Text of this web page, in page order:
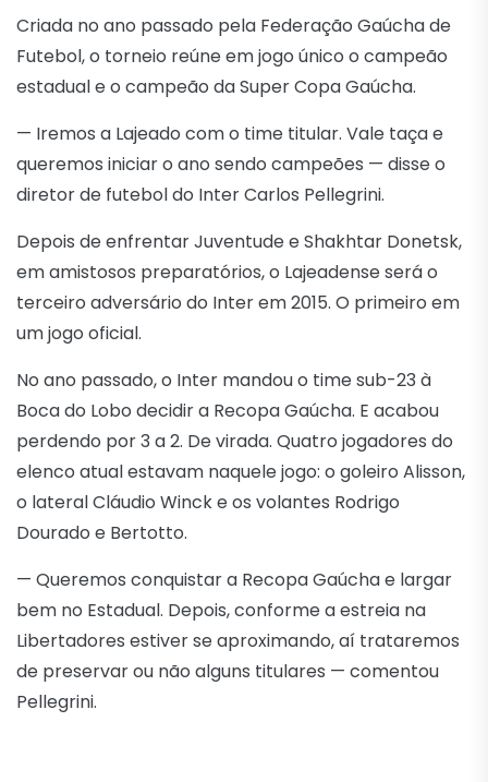
Criada no ano passado pela Federação Gaúcha de
Futebol, o torneio reúne em jogo único o campeão
estadual e o campeão da Super Copa Gaúcha.
— Iremos a Lajeado com o time titular. Vale taça e
queremos iniciar o ano sendo campeões — disse o
diretor de futebol do Inter Carlos Pellegrini.
Depois de enfrentar Juventude e Shakhtar Donetsk,
em amistosos preparatórios, o Lajeadense será o
terceiro adversário do Inter em 2015. O primeiro em
um jogo oficial.
No ano passado, o Inter mandou o time sub-23 à
Boca do Lobo decidir a Recopa Gaúcha. E acabou
perdendo por 3 a 2. De virada. Quatro jogadores do
elenco atual estavam naquele jogo: o goleiro Alisson,
o lateral Cláudio Winck e os volantes Rodrigo
Dourado e Bertotto.
— Queremos conquistar a Recopa Gaúcha e largar
bem no Estadual. Depois, conforme a estreia na
Libertadores estiver se aproximando, aí trataremos
de preservar ou não alguns titulares — comentou
Pellegrini.